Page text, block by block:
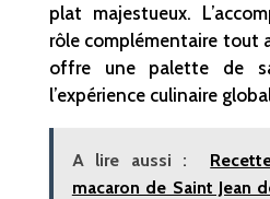
plat majestueux.
rôle complémentaire tout
offre une palette de
l’expérience culinaire
A lire aussi :
macaron de Saint Jean